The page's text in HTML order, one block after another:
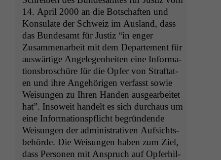
14. April 2000 an die Botschaften und
Kon­sulate der Schweiz im Aus­land, dass
das Bun­de­samt für Jus­tiz “in enger
Zusam­me­nar­beit mit dem Departe­ment für
auswär­tige Angele­gen­heit­en eine Infor­ma­
tions­broschüre für die Opfer von Straftat­
en und ihre Ange­höri­gen ver­fasst sowie
Weisun­gen zu Ihren Han­den aus­gear­beit­et
hat”. Insoweit han­delt es sich dur­chaus um
eine Infor­ma­tion­spflicht begrün­dende
Weisun­gen der admin­is­tra­tiv­en Auf­sichts­
be­hörde. Die Weisun­gen haben zum Ziel,
dass Per­so­n­en mit Anspruch auf Opfer­hil­